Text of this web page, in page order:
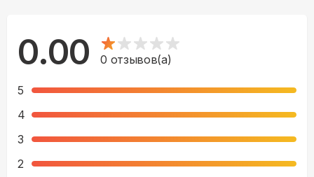
0.00 0 отзывов(а)
5
4
3
2